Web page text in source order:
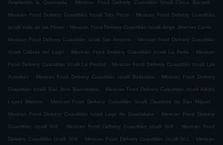
Ampliacion la Quebrada Mexican Food Delivery Cuautitlán Izcalli Civica Bacardi
Mexican Food Delivery Cuautitlán Izcalli Tres Picos . Mexican Food Delivery Cuautitlán
Izcalli Valle de las Flores . Mexican Food Delivery Cuautitlán Izcalli Jorge Jimenez Cantu .
Mexican Food Delivery Cuautitlán Izcalli San Antonio . Mexican Food Delivery Cuautitlán
Izcalli Colinas del Lago . Mexican Food Delivery Cuautitlán Izcalli La Perla . Mexican
Food Delivery Cuautitlán Izcalli La Piedad . Mexican Food Delivery Cuautitlán Izcalli Las
Auroritas . Mexican Food Delivery Cuautitlán Izcalli Bellavista . Mexican Food Delivery
Cuautitlán Izcalli San Jose Buenavista . Mexican Food Delivery Cuautitlán Izcalli Adolfo
Lopez Mateos . Mexican Food Delivery Cuautitlán Izcalli Claustros de San Miguel .
Mexican Food Delivery Cuautitlán Izcalli Lago de Guadalupe . Mexican Food Delivery
Cuautitlán Izcalli 005 . Mexican Food Delivery Cuautitlán Izcalli 006 . Mexican Food
Delivery Cuautitlán Izcalli 004 . Mexican Food Delivery Cuautitlán Izcalli 001 . Mexican